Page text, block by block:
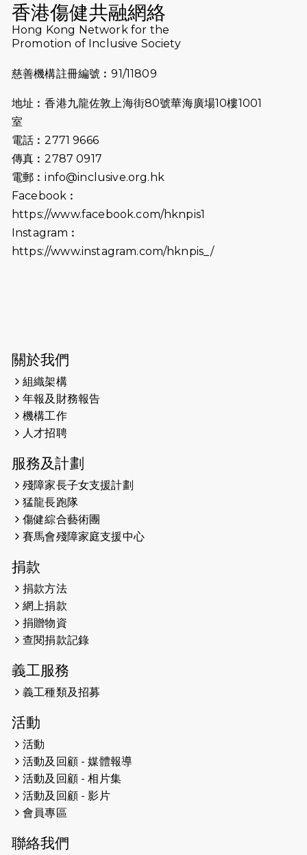
2026-07-10
【猛龍戈壁118公里分享暨香港傷健共
融網絡15周年晚宴】
2026-07-09
猛龍長跑隊恆常練習 - 7月9日（19:00
2026-07-02
2026-06-25
（19:00開始）
2026-06-18
猛龍長跑隊恆常練習 - 6月18日
2026-06-11
猛龍長跑隊恆常練習 - 6月11日（19:00
2026-05-28
2026-05-22
2026-05-21
2026-05-14
（19:00開始）
2026-05-07
開始）
2026-04-30
2026-04-25
2026-04-24
2026-04-23
2026-04-19
2026-04-16
猛龍長跑隊恆常練習 - 4月16日
（19:00開始）
2026-04-12
香港傷健共融網絡
Hong Kong Network for the
Promotion of Inclusive Society
慈善機構註冊編號︰91/11809
地址︰香港九龍佐敦上海街80號華海廣場10樓1001
室
電話︰2771 9666
傳真︰2787 0917
電郵︰info@inclusive.org.hk
Facebook︰
https://www.facebook.com/hknpis1
Instagram︰
https://www.instagram.com/hknpis_/
關於我們
組織架構
年報及財務報告
機構工作
人才招聘
服務及計劃
殘障家長子女支援計劃
猛龍長跑隊
傷健綜合藝術團
賽馬會殘障家庭支援中心
捐款
捐款方法
網上捐款
捐贈物資
查閱捐款記錄
義工服務
義工種類及招募
活動
活動
活動及回顧 - 媒體報導
活動及回顧 - 相片集
活動及回顧 - 影片
會員專區
聯絡我們